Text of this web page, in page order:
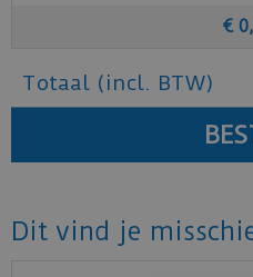
€ 0,
Totaal (incl. BTW)
Dit vind je